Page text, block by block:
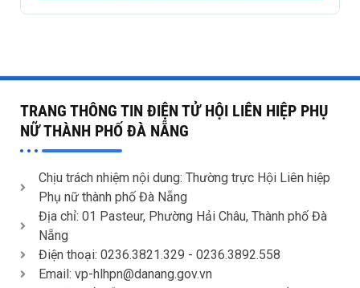
TRANG THÔNG TIN ĐIỆN TỬ HỘI LIÊN HIỆP PHỤ
NỮ THÀNH PHỐ ĐÀ NẴNG
Chịu trách nhiệm nội dung: Thường trực Hội Liên hiệp
Phụ nữ thành phố Đà Nẵng
Địa chỉ: 01 Pasteur, Phường Hải Châu, Thành phố Đà
Nẵng
Điện thoại: 0236.3821.329 - 0236.3892.558
Email: vp-hlhpn@danang.gov.vn